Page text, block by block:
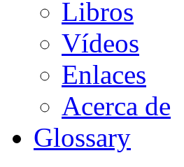
Libros
Vídeos
Enlaces
Acerca de
Glossary